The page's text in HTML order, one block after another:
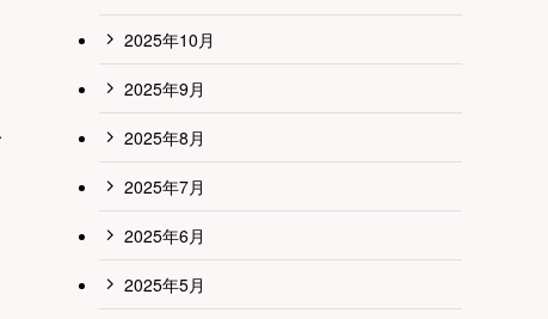
2025年10月
2025年9月
2025年8月
2025年7月
2025年6月
2025年5月